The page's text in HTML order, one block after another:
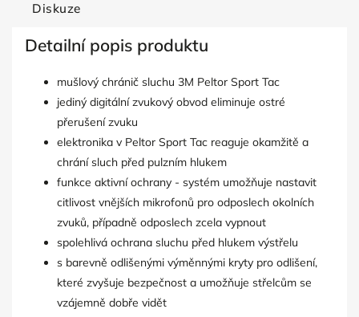
Diskuze
Detailní popis produktu
mušlový chránič sluchu 3M Peltor Sport Tac
jediný digitální zvukový obvod eliminuje ostré
přerušení zvuku
elektronika v Peltor Sport Tac reaguje okamžitě a
chrání sluch před pulzním hlukem
funkce aktivní ochrany - systém umožňuje nastavit
citlivost vnějších mikrofonů pro odposlech okolních
zvuků, případně odposlech zcela vypnout
spolehlivá ochrana sluchu před hlukem výstřelu
s barevně odlišenými výměnnými kryty pro odlišení,
které zvyšuje bezpečnost a umožňuje střelcům se
vzájemně dobře vidět